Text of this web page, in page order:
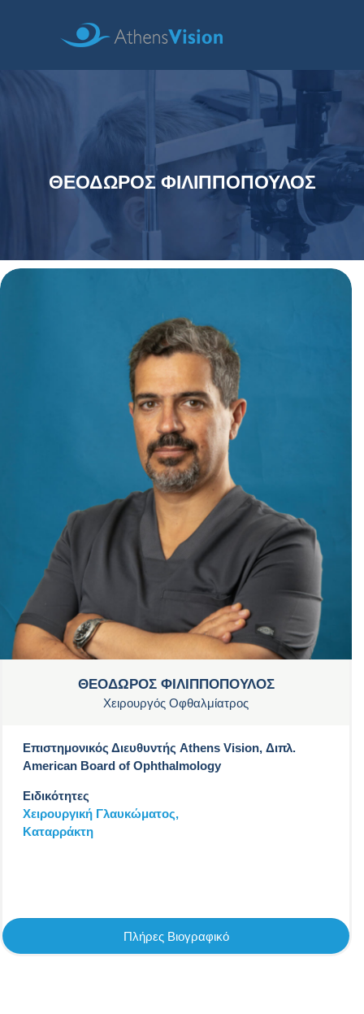
ΘΕΟΔΩΡΟΣ ΦΙΛΙΠΠΟΠΟΥΛΟΣ
ΘΕΟΔΩΡΟΣ ΦΙΛΙΠΠΟΠΟΥΛΟΣ
Χειρουργός Οφθαλμίατρος
Επιστημονικός Διευθυντής Athens Vision, Διπλ.
American Board of Ophthalmology
Ειδικότητες
Χειρουργική Γλαυκώματος,
Καταρράκτη
Πλήρες Βιογραφικό